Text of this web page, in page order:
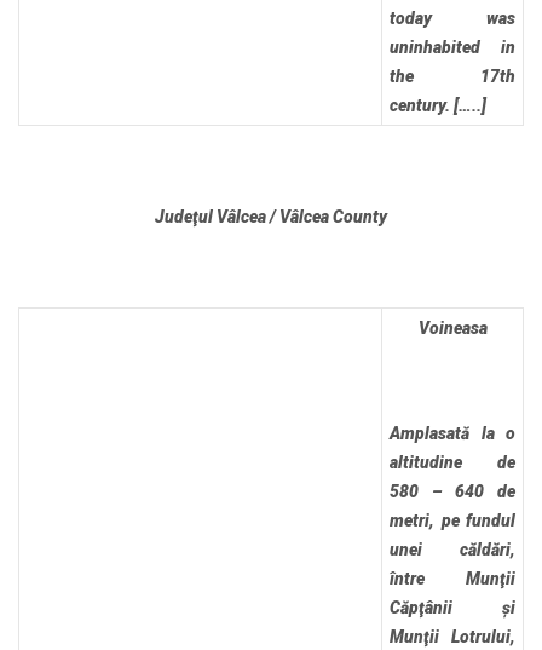
today was
uninhabited in
the 17th
century. […..]
Judeţul Vâlcea / Vâlcea County
Voineasa
Amplasată la o
altitudine de
580 – 640 de
metri, pe fundul
unei căldări,
între Munţii
Căpţânii și
Munţii Lotrului,